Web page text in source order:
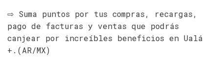
⇨ Suma puntos por tus compras, recargas,
pago de facturas y ventas que podrás
canjear por increíbles beneficios en Ualá
+.(AR/MX)